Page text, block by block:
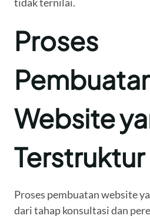
Proses
Website
Terstruktur
Proses pembuatan website
dari tahap konsultasi dan